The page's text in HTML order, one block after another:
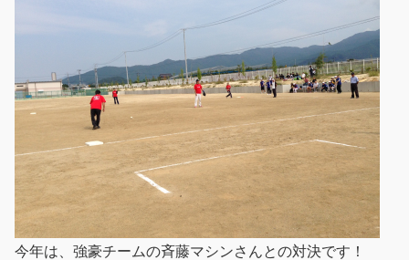
今年は、強豪チームの斉藤マシンさんとの対決です！